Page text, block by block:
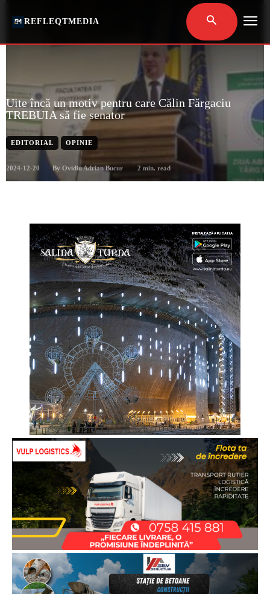
REFLEQTMEDIA
Uite încă un motiv pentru care Călin Fărgaciu
TREBUIA să fie senator
EDITORIAL OPINIE
2024-12-20 By Ovidiu Adrian Bucur 2 min. read